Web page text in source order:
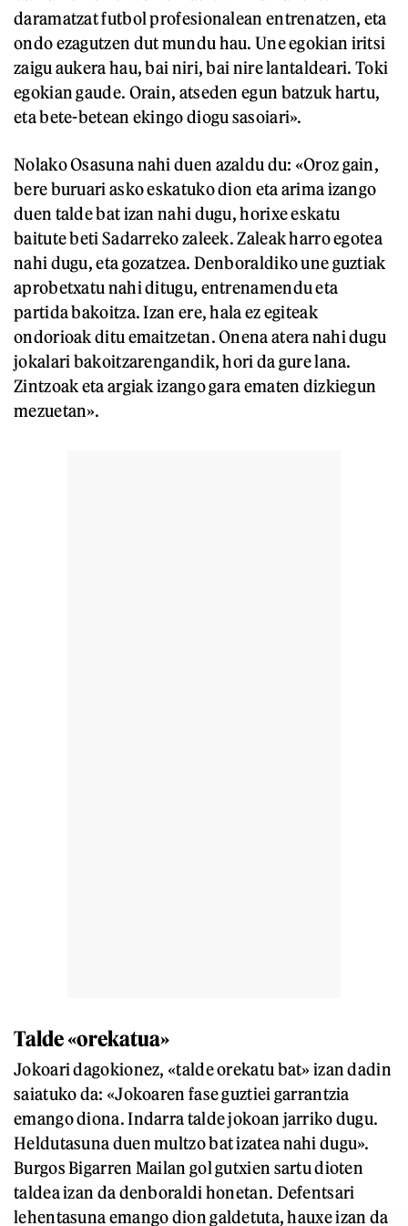
daramatzat futbol profesionalean entrenatzen, eta
ondo ezagutzen dut mundu hau. Une egokian iritsi
zaigu aukera hau, bai niri, bai nire lantaldeari. Toki
egokian gaude. Orain, atseden egun batzuk hartu,
eta bete-betean ekingo diogu sasoiari».
Nolako Osasuna nahi duen azaldu du: «Oroz gain,
bere buruari asko eskatuko dion eta arima izango
duen talde bat izan nahi dugu, horixe eskatu
baitute beti Sadarreko zaleek. Zaleak harro egotea
nahi dugu, eta gozatzea. Denboraldiko une guztiak
aprobetxatu nahi ditugu, entrenamendu eta
partida bakoitza. Izan ere, hala ez egiteak
ondorioak ditu emaitzetan. Onena atera nahi dugu
jokalari bakoitzarengandik, hori da gure lana.
Zintzoak eta argiak izango gara ematen dizkiegun
mezuetan».
Talde «orekatua»
Jokoari dagokionez, «talde orekatu bat» izan dadin
saiatuko da: «Jokoaren fase guztiei garrantzia
emango diona. Indarra talde jokoan jarriko dugu.
Heldutasuna duen multzo bat izatea nahi dugu».
Burgos Bigarren Mailan gol gutxien sartu dioten
taldea izan da denboraldi honetan. Defentsari
lehentasuna emango dion galdetuta, hauxe izan da